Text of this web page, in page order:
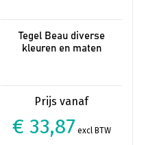
Tegel Beau diverse
kleuren en maten
€ 33,87 excl BTW